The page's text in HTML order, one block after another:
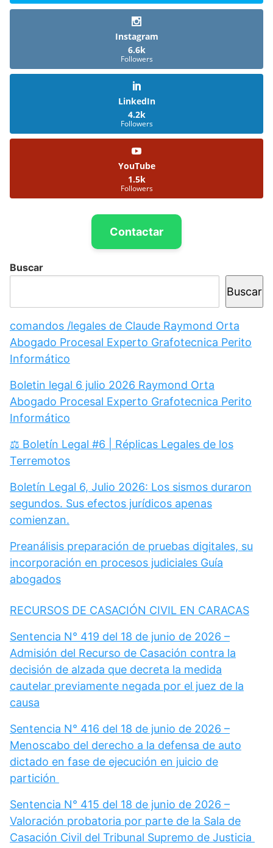
Instagram
6.6k
Followers
LinkedIn
4.2k
Followers
YouTube
1.5k
Followers
Contactar
Buscar
Buscar
comandos /legales de Claude Raymond Orta
Abogado Procesal Experto Grafotecnica Perito
Informático
Boletin legal 6 julio 2026 Raymond Orta
Abogado Procesal Experto Grafotecnica Perito
Informático
⚖️ Boletín Legal #6 | Réplicas Legales de los
Terremotos
Boletín Legal 6, Julio 2026: Los sismos duraron
segundos. Sus efectos jurídicos apenas
comienzan.
Preanálisis preparación de pruebas digitales, su
incorporación en procesos judiciales Guía
abogados
RECURSOS DE CASACIÓN CIVIL EN CARACAS
Sentencia N° 419 del 18 de junio de 2026 –
Admisión del Recurso de Casación contra la
decisión de alzada que decreta la medida
cautelar previamente negada por el juez de la
causa
Sentencia N° 416 del 18 de junio de 2026 –
Menoscabo del derecho a la defensa de auto
dictado en fase de ejecución en juicio de
partición
Sentencia N° 415 del 18 de junio de 2026 –
Valoración probatoria por parte de la Sala de
Casación Civil del Tribunal Supremo de Justicia